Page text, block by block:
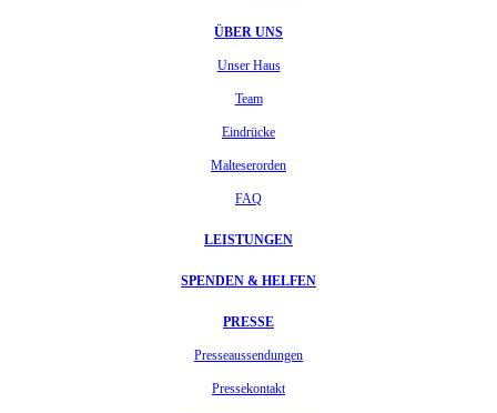
ÜBER UNS
Unser Haus
Team
Eindrücke
Malteserorden
FAQ
LEISTUNGEN
SPENDEN & HELFEN
PRESSE
Presseaussendungen
Pressekontakt